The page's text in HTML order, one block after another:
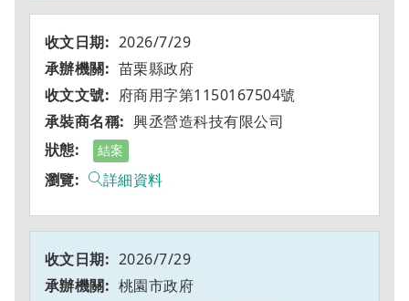
2026/7/29
苗栗縣政府
府商用字第1150167504號
興丞營造科技有限公司
結案
詳細資料
2026/7/29
桃園市政府